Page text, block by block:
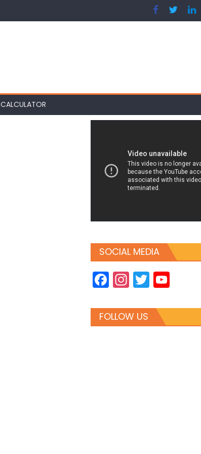
CALCULATOR
SOCIAL MEDIA
Facebook
Instagram
Twitter
FOLLOW US